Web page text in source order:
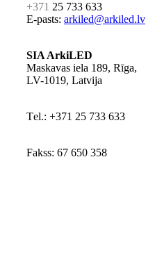
+371 25 733 633
E-pasts: arkiled@arkiled.lv
SIA ArkiLED
Maskavas iela 189, Rīga,
LV-1019, Latvija
Тel.: +371 25 733 633
Fakss: 67 650 358